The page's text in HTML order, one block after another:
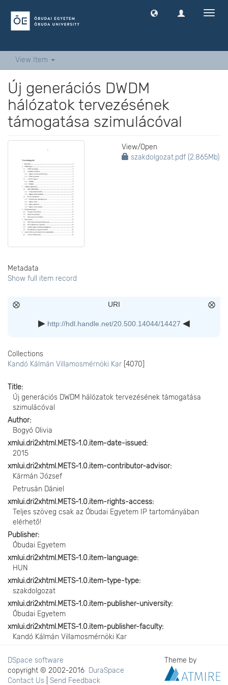
View Item
Új generációs DWDM
hálózatok tervezésének
támogatása szimulácóval
View/Open
szakdolgozat.pdf (2.865Mb)
Metadata
Show full item record
URI
http://hdl.handle.net/20.500.14044/14427
Collections
Kandó Kálmán Villamosmérnöki Kar [4070]
Title
Új generációs DWDM hálózatok tervezésének támogatása
szimulácóval
Author
Bogyó Olivia
xmlui.dri2xhtml.METS-1.0.item-date-issued
2015
xmlui.dri2xhtml.METS-1.0.item-contributor-advisor
Kármán József
Petrusán Dániel
xmlui.dri2xhtml.METS-1.0.item-rights-access
Teljes szöveg csak az Óbudai Egyetem IP tartományában
elérhető!
Publisher
Óbudai Egyetem
xmlui.dri2xhtml.METS-1.0.item-language
HUN
xmlui.dri2xhtml.METS-1.0.item-type-type
szakdolgozat
xmlui.dri2xhtml.METS-1.0.item-publisher-university
Óbudai Egyetem
xmlui.dri2xhtml.METS-1.0.item-publisher-faculty
Kandó Kálmán Villamosmérnöki Kar
DSpace software
copyright © 2002-2016 DuraSpace
Contact Us
Send Feedback
Theme by